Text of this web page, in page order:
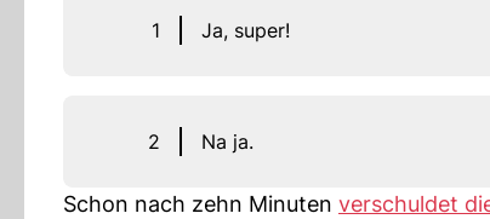
1 Ja, super!
2 Na ja.
Schon nach zehn Minuten verschuldet